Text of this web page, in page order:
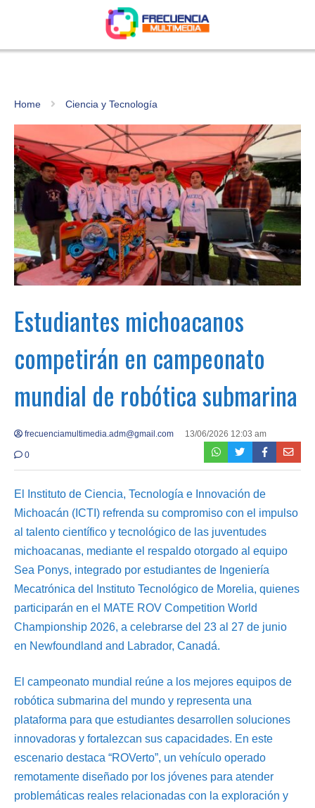
Home Ciencia y Tecnología
Estudiantes michoacanos
competirán en campeonato
mundial de robótica submarina
frecuenciamultimedia.adm@gmail.com 13/06/2026 12:03 am
0
El Instituto de Ciencia, Tecnología e Innovación de
Michoacán (ICTI) refrenda su compromiso con el impulso
al talento científico y tecnológico de las juventudes
michoacanas, mediante el respaldo otorgado al equipo
Sea Ponys, integrado por estudiantes de Ingeniería
Mecatrónica del Instituto Tecnológico de Morelia, quienes
participarán en el MATE ROV Competition World
Championship 2026, a celebrarse del 23 al 27 de junio
en Newfoundland and Labrador, Canadá.
El campeonato mundial reúne a los mejores equipos de
robótica submarina del mundo y representa una
plataforma para que estudiantes desarrollen soluciones
innovadoras y fortalezcan sus capacidades. En este
escenario destaca “ROVerto”, un vehículo operado
remotamente diseñado por los jóvenes para atender
problemáticas reales relacionadas con la exploración y